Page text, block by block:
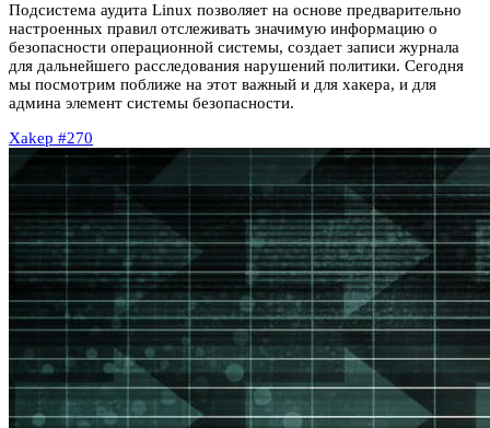
Подсистема аудита Linux позволяет на основе предварительно
настроенных правил отслеживать значимую информацию о
безопасности операционной системы, создает записи журнала
для дальнейшего расследования нарушений политики. Сегодня
мы посмотрим поближе на этот важный и для хакера, и для
админа элемент системы безопасности.
Xakep #270